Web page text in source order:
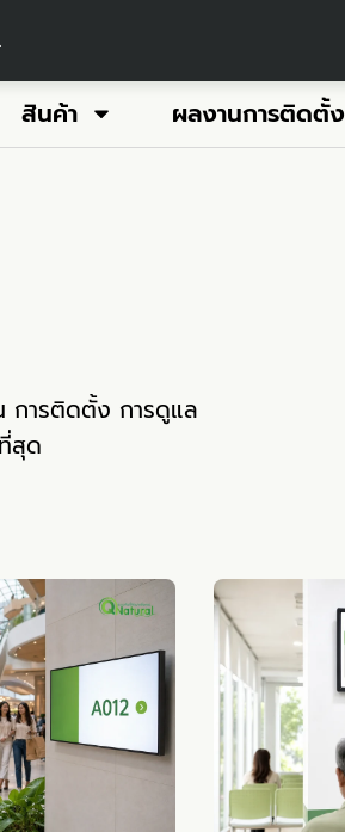
สินค้า ผลงานการติดตั้ง
การติดตั้ง การดูแล
สุด